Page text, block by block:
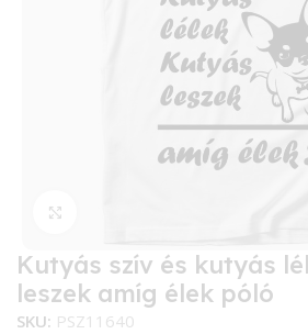
Kutyás szív és kutyás
leszek amíg élek póló
SKU: PSZ11640